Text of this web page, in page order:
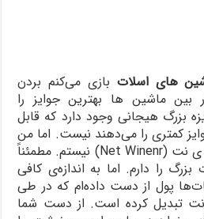
های اسلات بازی می‌کنم بردن
ماشین ‌ها بهترین جوایز را
بزرگ هیجانی وجود دارد که قابل
کمتری را می‌دهند نیست. اما من
کاملاً می‌دانم که یک برنده ی نت (Net Winenr) نیستم. مطمئناً
را دارم. اما به اندازه‌ی کافی
پول از دست داده‌ام که در طی
نت تبدیل کرده است. از دست شما